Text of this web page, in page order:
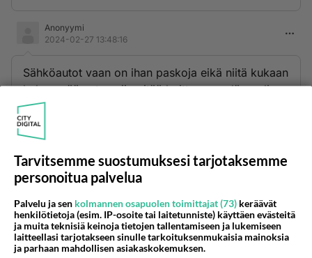
Anonyymi
2024-02-27 13:48:16
Sähköautot vaan on ihan paskoja eikä niitä kukaan
halua enää ostaa niin pitää koittaa myydä puoli
ilmasiksi hölmöille.
Anonyymi
2024-02-27 13:53:56
Kiinalaiset aloittivat hintasodan, etkö tiennyt sitä?
🤡
Äänestä
Tarvitsemme suostumuksesi tarjotaksemme
personoitua palvelua
Palvelu ja sen kolmannen osapuolen toimittajat (73) keräävät
henkilötietoja (esim. IP-osoite tai laitetunniste) käyttäen evästeitä
ja muita teknisiä keinoja tietojen tallentamiseen ja lukemiseen
laitteellasi tarjotakseen sinulle tarkoituksenmukaisia mainoksia
ja parhaan mahdollisen asiakaskokemuksen.